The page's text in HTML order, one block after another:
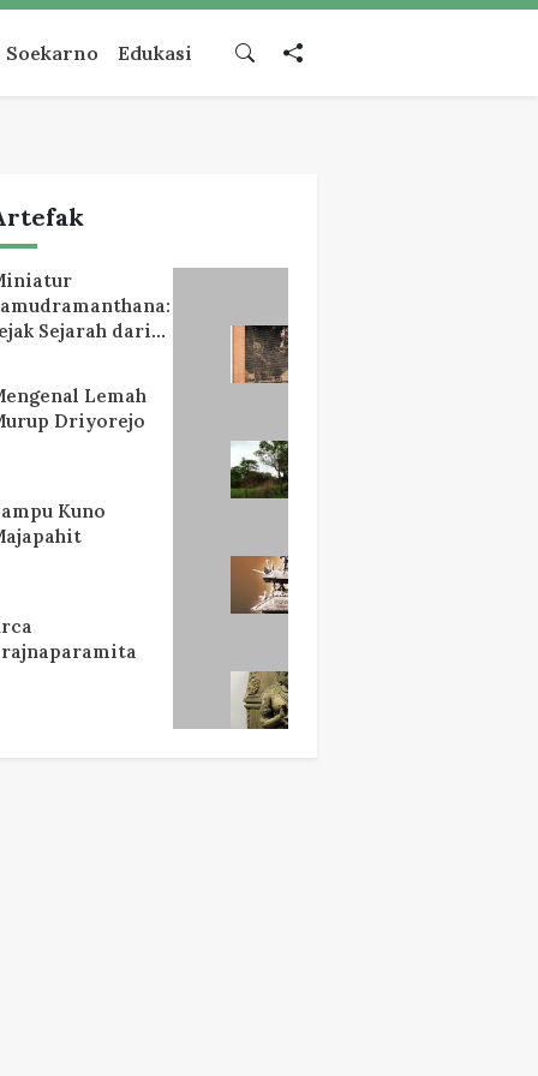
Soekarno Edukasi
Sejarah dari
Lemah
Driyorejo
Kuno